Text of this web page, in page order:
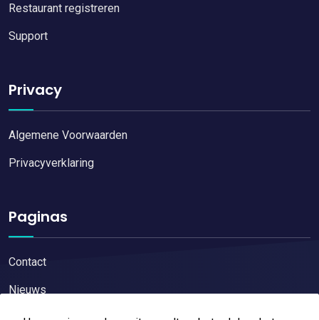
Restaurant registreren
Support
Privacy
Algemene Voorwaarden
Privacyverklaring
Paginas
Contact
Nieuws